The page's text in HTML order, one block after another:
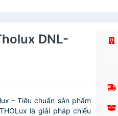
DNL-
- Tiêu chuẩn sản phẩm
là giải pháp chiếu